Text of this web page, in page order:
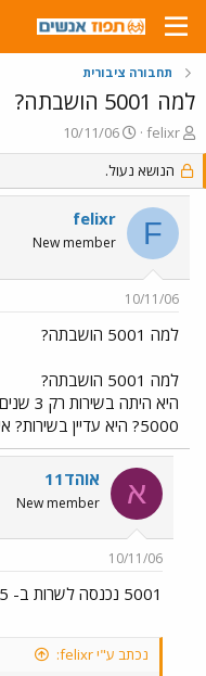
תחבורה ציבורית
למה 5001 הושבתה?
פ
ו
ת
ח
נ
felixr
פ
ו
ר
ס
ת
ך
10/11/06
הנושא נעול.
F
felixr
New member
10/11/06
למה 5001 הושבתה?
למה 5001 הושבתה?
5000? היא עדיין בשירות? איזה דגם היא? תודה!
א אוהד11
New member
10/11/06
5001 נכנסה לשרות ב- 1995 ופעלה מספר
נכתב ע"י felixr: